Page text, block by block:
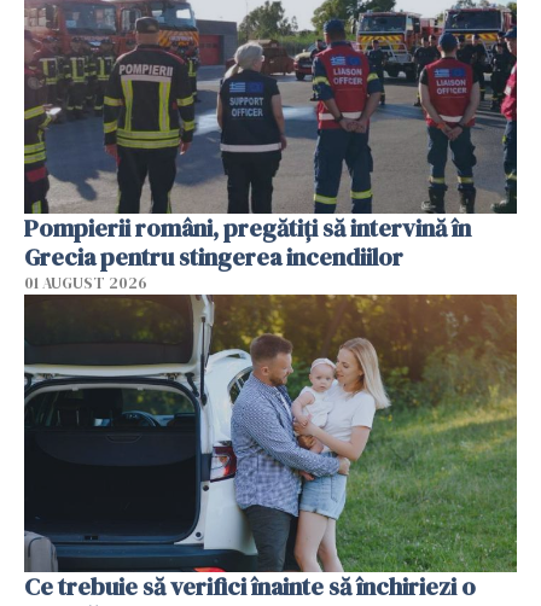
Pompierii români, pregătiţi să intervină în
Grecia pentru stingerea incendiilor
01 AUGUST 2026
Ce trebuie să verifici înainte să închiriezi o